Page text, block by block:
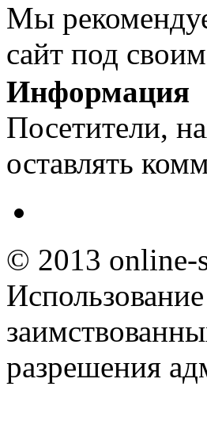
Мы
сайт под
Информация
Посетители,
оставлять
© 2013 online-
разрешения